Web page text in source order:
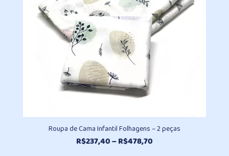
Roupa de Cama Infantil Folhagens – 2 peças
R$237,40–R$478,70Faixa